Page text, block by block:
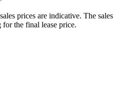
prices are indicative. The sales
the final lease price.